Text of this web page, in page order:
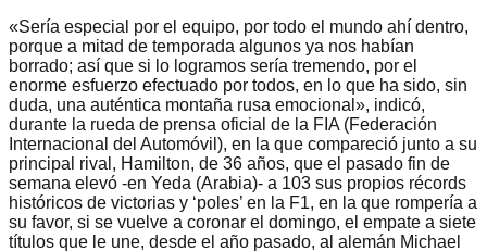
«Sería especial por el equipo, por todo el mundo ahí dentro,
porque a mitad de temporada algunos ya nos habían
borrado; así que si lo logramos sería tremendo, por el
enorme esfuerzo efectuado por todos, en lo que ha sido, sin
duda, una auténtica montaña rusa emocional», indicó,
durante la rueda de prensa oficial de la FIA (Federación
Internacional del Automóvil), en la que compareció junto a su
principal rival, Hamilton, de 36 años, que el pasado fin de
semana elevó -en Yeda (Arabia)- a 103 sus propios récords
históricos de victorias y ‘poles’ en la F1, en la que rompería a
su favor, si se vuelve a coronar el domingo, el empate a siete
títulos que le une, desde el año pasado, al alemán Michael